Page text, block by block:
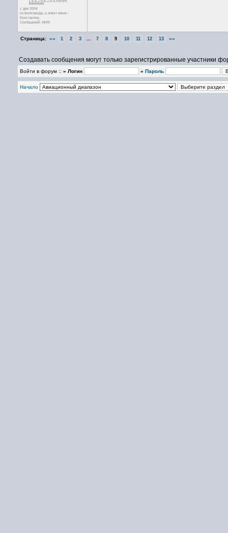
с дек 2004
из Белгорода, а зовут меня -
Константин
Сообщений: 4849
Страница: «« 1 2 3 7 8 9 10 11 12 13 »»
Создавать сообщения могут только зарегистрированные участники
Войти в форум :: » Логин » Пароль
Начало